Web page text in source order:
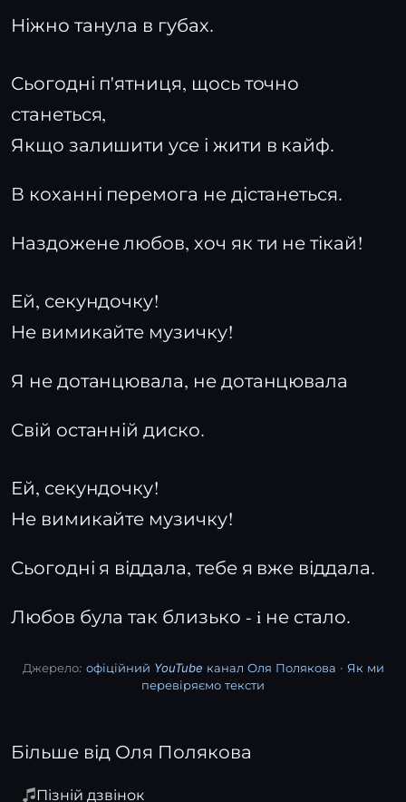
Ніжно танула в губах.
Сьогодні п'ятниця, щось точно
станеться,
Якщо залишити усе і жити в кайф.
В коханні перемога не дістанеться.
Наздожене любов, хоч як ти не тікай!
Ей, секундочку!
Не вимикайте музичку!
Я не дотанцювала, не дотанцювала
Свій останній диско.
Ей, секундочку!
Не вимикайте музичку!
Сьогодні я віддала, тебе я вже віддала.
Любов була так близько - i не стало.
Джерело: офіційний YouTube канал Оля Полякова · Як ми
перевіряємо тексти
Більше від Оля Полякова
Пізній дзвінок